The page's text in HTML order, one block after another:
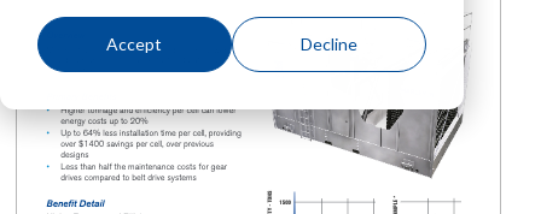
Accept Decline